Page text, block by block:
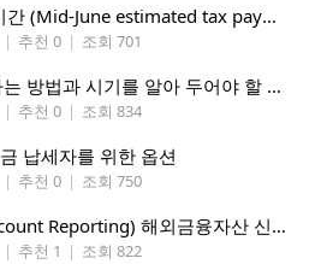
2023년도 소득세 예납 기간 (Mid-June estimated tax payment deadline)
| 추천 0 | 조회 701
IRS가 납세자에게 연락하는 방법과 시기를 알아 두어야 할 중요한 세부 정보
| 추천 0 | 조회 834
납세자를 위한 옵션
| 추천 0 | 조회 750
FBAR (Foreign Bank Account Reporting) 해외금융자산 신고
| 추천 1 | 조회 822